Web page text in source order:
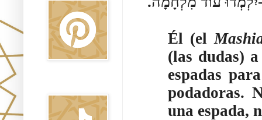
Él (el
(las dudas)
espadas
podadoras.
una espada,